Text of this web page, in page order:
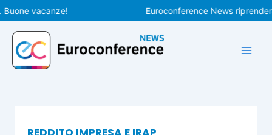
Vai
al
contenuto
vacanze! Euroconference News riprenderà